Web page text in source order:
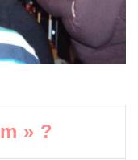
» ?